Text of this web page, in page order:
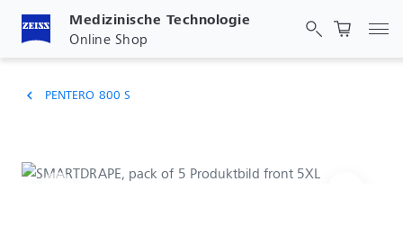
Medizinische Technologie
Online Shop
chevron_left PENTERO 800 S